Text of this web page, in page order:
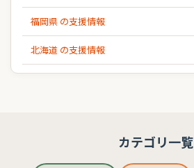
福岡県 の支援情報
北海道 の支援情報
カテゴリ一覧